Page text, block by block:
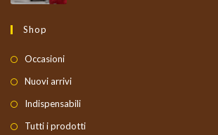
Shop
Occasioni
Nuovi arrivi
Indispensabili
Tutti i prodotti